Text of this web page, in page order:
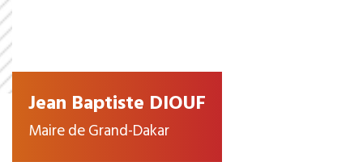
Jean Baptiste DIOUF
Maire de Grand-Dakar